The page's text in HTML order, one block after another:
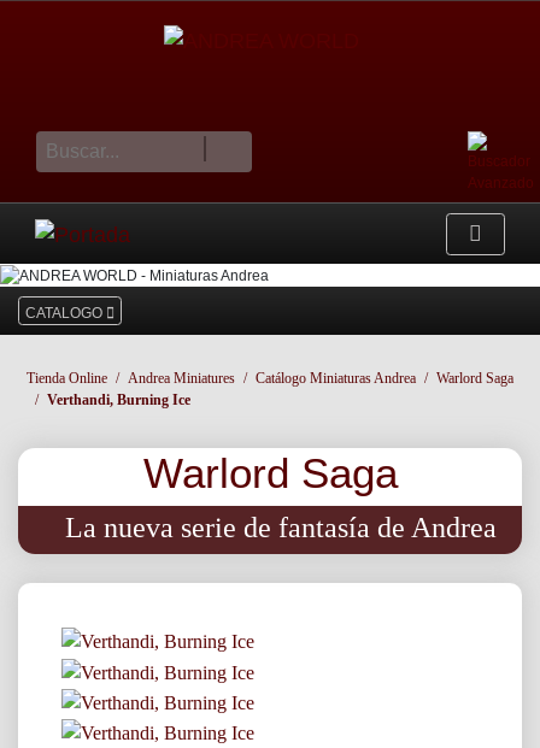
cesta
CATALOGO
Tienda Online Andrea Miniatures Catálogo Miniaturas Andrea
Warlord Saga
Verthandi, Burning Ice
Warlord Saga
La nueva serie de fantasía de Andrea